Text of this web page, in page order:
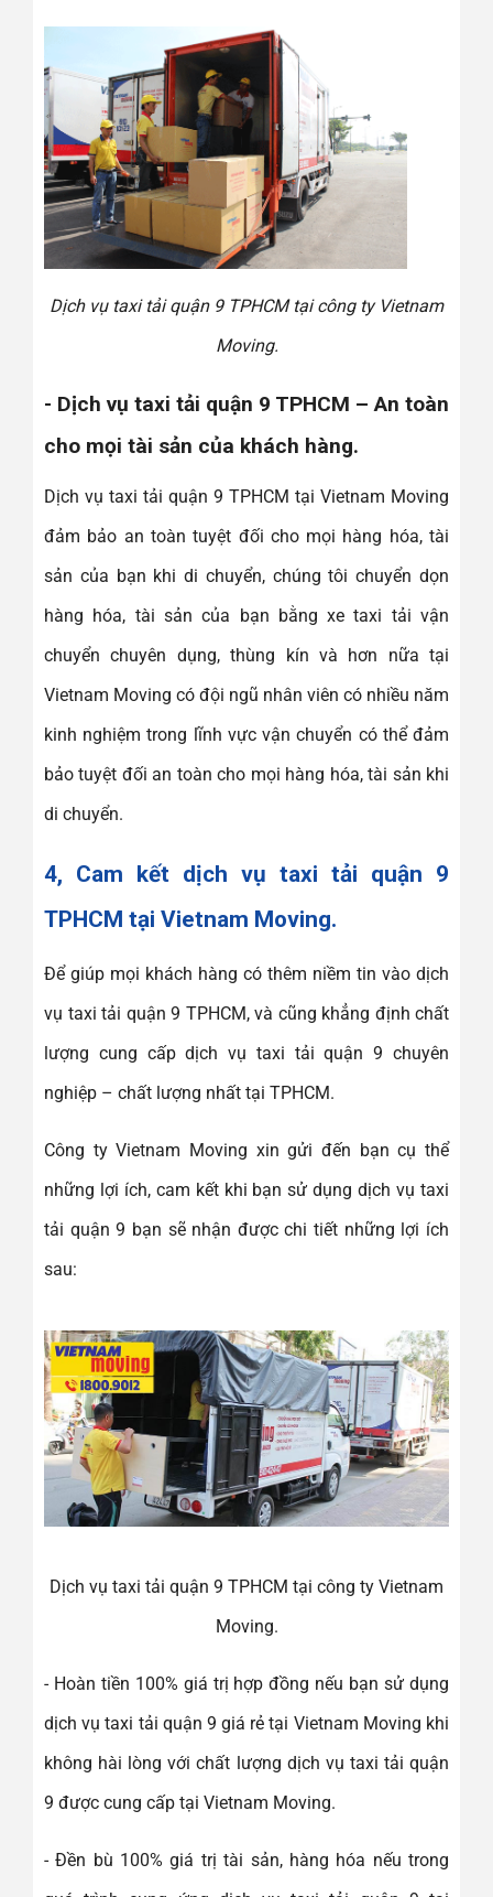
Dịch vụ taxi tải quận 9 TPHCM tại công ty Vietnam
Moving.
- Dịch vụ taxi tải quận 9 TPHCM – An toàn
cho mọi tài sản của khách hàng.
Dịch vụ taxi tải quận 9 TPHCM tại Vietnam Moving
đảm bảo an toàn tuyệt đối cho mọi hàng hóa, tài
sản của bạn khi di chuyển, chúng tôi chuyển dọn
hàng hóa, tài sản của bạn bằng xe taxi tải vận
chuyển chuyên dụng, thùng kín và hơn nữa tại
Vietnam Moving có đội ngũ nhân viên có nhiều năm
kinh nghiệm trong lĩnh vực vận chuyển có thể đảm
bảo tuyệt đối an toàn cho mọi hàng hóa, tài sản khi
di chuyển.
4, Cam kết dịch vụ taxi tải quận 9
TPHCM tại Vietnam Moving.
Để giúp mọi khách hàng có thêm niềm tin vào dịch
vụ taxi tải quận 9 TPHCM, và cũng khẳng định chất
lượng cung cấp dịch vụ taxi tải quận 9 chuyên
nghiệp – chất lượng nhất tại TPHCM.
Công ty Vietnam Moving xin gửi đến bạn cụ thể
những lợi ích, cam kết khi bạn sử dụng dịch vụ taxi
tải quận 9 bạn sẽ nhận được chi tiết những lợi ích
sau:
Dịch vụ taxi tải quận 9 TPHCM tại công ty Vietnam
Moving.
- Hoàn tiền 100% giá trị hợp đồng nếu bạn sử dụng
dịch vụ taxi tải quận 9 giá rẻ tại Vietnam Moving khi
không hài lòng với chất lượng dịch vụ taxi tải quận
9 được cung cấp tại Vietnam Moving.
- Đền bù 100% giá trị tài sản, hàng hóa nếu trong